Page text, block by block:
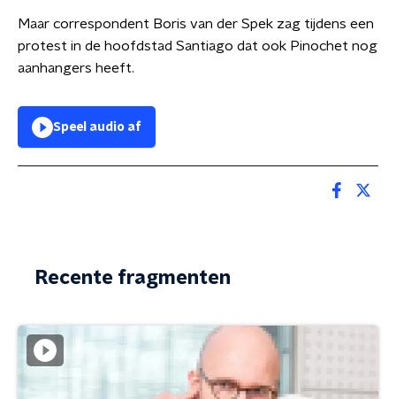
Maar correspondent Boris van der Spek zag tijdens een
protest in de hoofdstad Santiago dat ook Pinochet nog
aanhangers heeft.
Speel audio af
Recente fragmenten